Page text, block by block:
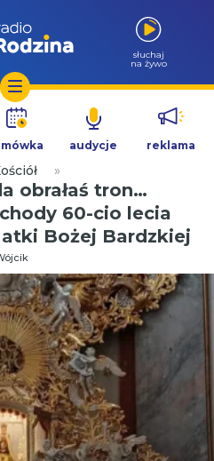
słuchaj
na żywo
audycje reklama
»
obrałaś tron…
60-cio lecia
Bożej Bardzkiej